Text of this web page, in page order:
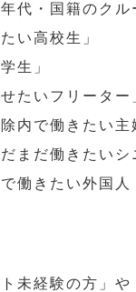
代・国籍のクル
い高校生」
生」
たいフリーター
内で働きたい主
まだ働きたいシ
働きたい外国人
未経験の方」